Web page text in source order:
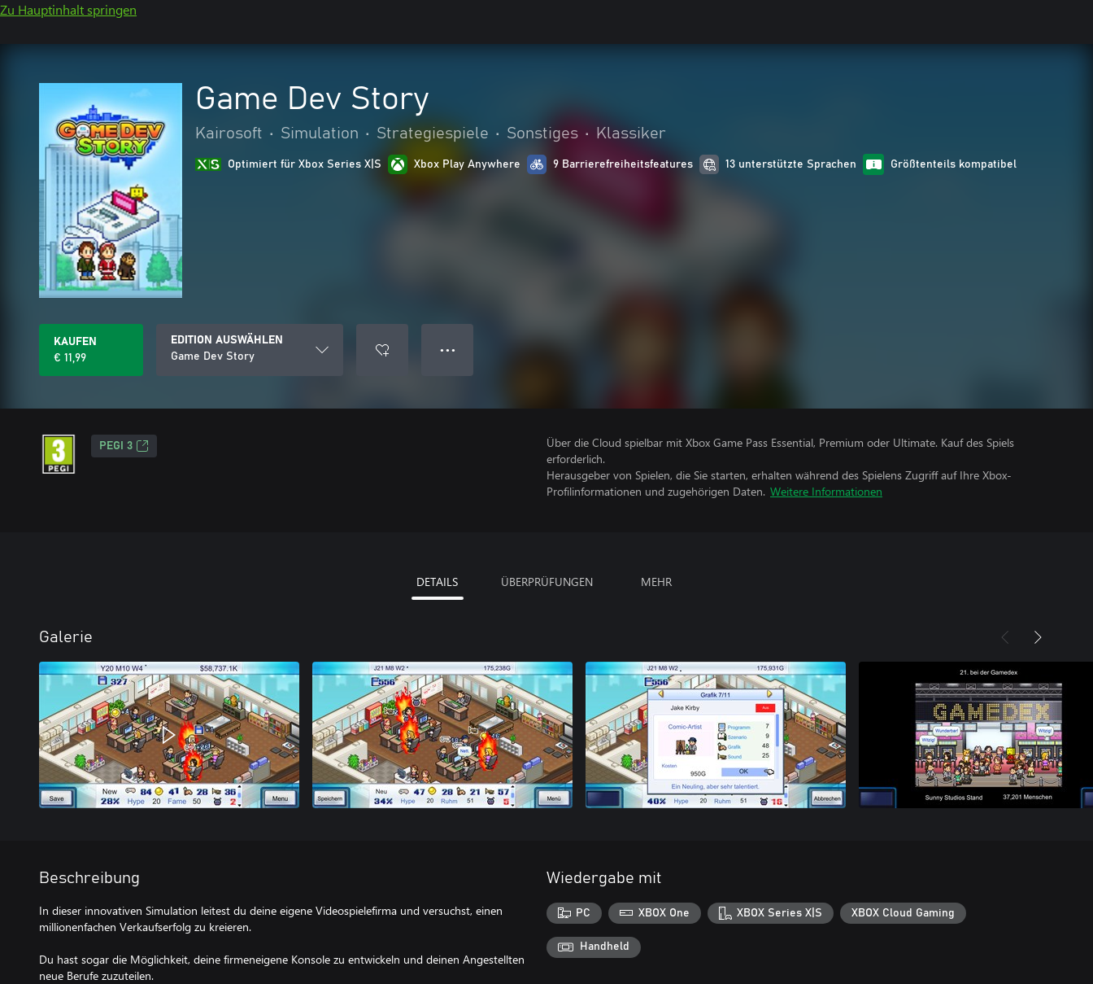
Zu Hauptinhalt springen
Game Dev Story
Kairosoft • Simulation • Strategiespiele • Sonstiges • Klassiker
Optimiert für Xbox Series X|S Xbox Play Anywhere 9 Barrierefreiheitsfeatures 13 unterstützte Sprachen Größtenteils kompatibel
KAUFEN
€ 11,99
EDITION AUSWÄHLEN
Game Dev Story
● ● ●
PEGI 3
Über die Cloud spielbar mit Xbox Game Pass Essential, Premium oder Ultimate. Kauf des Spiels
erforderlich.
Herausgeber von Spielen, die Sie starten, erhalten während des Spielens Zugriff auf Ihre Xbox-
Profilinformationen und zugehörigen Daten. Weitere Informationen
DETAILS ÜBERPRÜFUNGEN MEHR
Galerie
Beschreibung
In dieser innovativen Simulation leitest du deine eigene Videospielefirma und versuchst, einen
millionenfachen Verkaufserfolg zu kreieren.
Du hast sogar die Möglichkeit, deine firmeneigene Konsole zu entwickeln und deinen Angestellten
neue Berufe zuzuteilen.
Wiedergabe mit
PC XBOX One XBOX Series X|S XBOX Cloud Gaming
Handheld